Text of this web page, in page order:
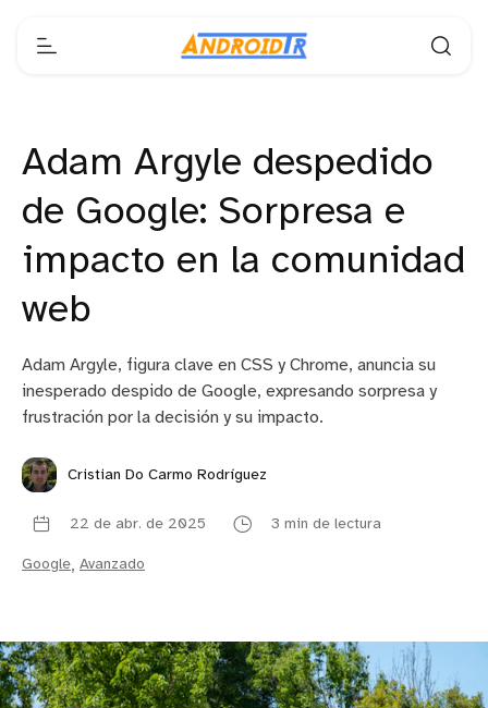
Adam Argyle despedido
de Google: Sorpresa e
impacto en la comunidad
web
Adam Argyle, figura clave en CSS y Chrome, anuncia su
inesperado despido de Google, expresando sorpresa y
frustración por la decisión y su impacto.
Cristian Do Carmo Rodríguez
22 de abr. de 2025 3 min de lectura
Google, Avanzado